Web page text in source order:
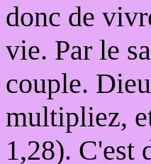
donc de
vie. Par le
couple.
multipliez,
1,28). C'est